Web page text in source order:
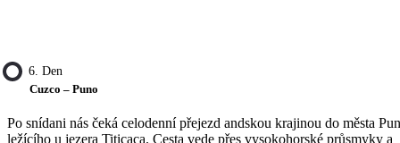
6. Den
Cuzco – Puno
Po snídani nás čeká celodenní přejezd andskou krajinou do města
ležícího u jezera Titicaca. Cesta vede přes vysokohorské průsmyky a